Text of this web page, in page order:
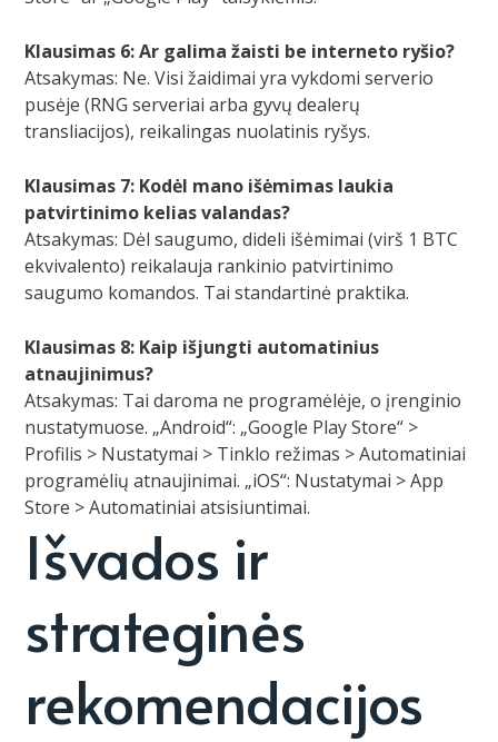
Klausimas 6: Ar galima žaisti be interneto ryšio?
Atsakymas: Ne. Visi žaidimai yra vykdomi serverio
pusėje (RNG serveriai arba gyvų dealerų
transliacijos), reikalingas nuolatinis ryšys.
Klausimas 7: Kodėl mano išėmimas laukia
patvirtinimo kelias valandas?
Atsakymas: Dėl saugumo, dideli išėmimai (virš 1 BTC
ekvivalento) reikalauja rankinio patvirtinimo
saugumo komandos. Tai standartinė praktika.
Klausimas 8: Kaip išjungti automatinius
atnaujinimus?
Atsakymas: Tai daroma ne programėlėje, o įrenginio
nustatymuose. „Android“: „Google Play Store“ >
Profilis > Nustatymai > Tinklo režimas > Automatiniai
programėlių atnaujinimai. „iOS“: Nustatymai > App
Store > Automatiniai atsisiuntimai.
Išvados ir
strateginės
rekomendacijos